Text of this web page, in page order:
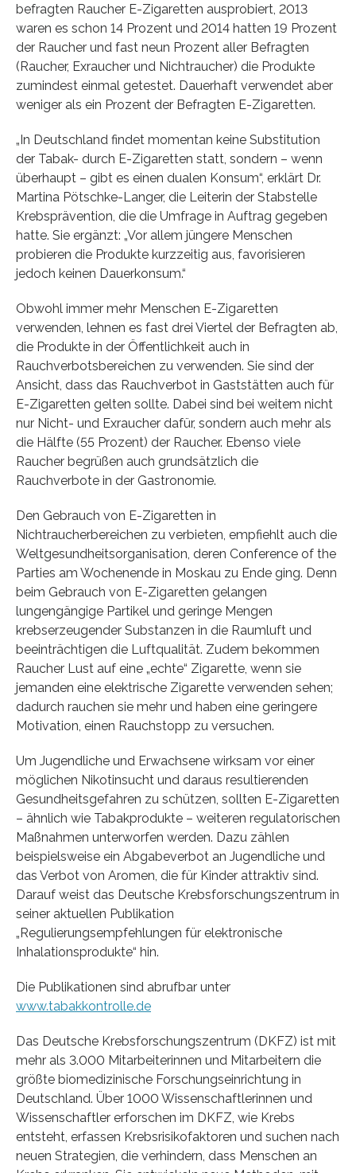
befragten Raucher E-Zigaretten ausprobiert, 2013
waren es schon 14 Prozent und 2014 hatten 19 Prozent
der Raucher und fast neun Prozent aller Befragten
(Raucher, Exraucher und Nichtraucher) die Produkte
zumindest einmal getestet. Dauerhaft verwendet aber
weniger als ein Prozent der Befragten E-Zigaretten.
„In Deutschland findet momentan keine Substitution
der Tabak- durch E-Zigaretten statt, sondern – wenn
überhaupt – gibt es einen dualen Konsum“, erklärt Dr.
Martina Pötschke-Langer, die Leiterin der Stabstelle
Krebsprävention, die die Umfrage in Auftrag gegeben
hatte. Sie ergänzt: „Vor allem jüngere Menschen
probieren die Produkte kurzzeitig aus, favorisieren
jedoch keinen Dauerkonsum.“
Obwohl immer mehr Menschen E-Zigaretten
verwenden, lehnen es fast drei Viertel der Befragten ab,
die Produkte in der Öffentlichkeit auch in
Rauchverbotsbereichen zu verwenden. Sie sind der
Ansicht, dass das Rauchverbot in Gaststätten auch für
E-Zigaretten gelten sollte. Dabei sind bei weitem nicht
nur Nicht- und Exraucher dafür, sondern auch mehr als
die Hälfte (55 Prozent) der Raucher. Ebenso viele
Raucher begrüßen auch grundsätzlich die
Rauchverbote in der Gastronomie.
Den Gebrauch von E-Zigaretten in
Nichtraucherbereichen zu verbieten, empfiehlt auch die
Weltgesundheitsorganisation, deren Conference of the
Parties am Wochenende in Moskau zu Ende ging. Denn
beim Gebrauch von E-Zigaretten gelangen
lungengängige Partikel und geringe Mengen
krebserzeugender Substanzen in die Raumluft und
beeinträchtigen die Luftqualität. Zudem bekommen
Raucher Lust auf eine „echte“ Zigarette, wenn sie
jemanden eine elektrische Zigarette verwenden sehen;
dadurch rauchen sie mehr und haben eine geringere
Motivation, einen Rauchstopp zu versuchen.
Um Jugendliche und Erwachsene wirksam vor einer
möglichen Nikotinsucht und daraus resultierenden
Gesundheitsgefahren zu schützen, sollten E-Zigaretten
– ähnlich wie Tabakprodukte – weiteren regulatorischen
Maßnahmen unterworfen werden. Dazu zählen
beispielsweise ein Abgabeverbot an Jugendliche und
das Verbot von Aromen, die für Kinder attraktiv sind.
Darauf weist das Deutsche Krebsforschungszentrum in
seiner aktuellen Publikation
„Regulierungsempfehlungen für elektronische
Inhalationsprodukte“ hin.
Die Publikationen sind abrufbar unter
www.tabakkontrolle.de
Das Deutsche Krebsforschungszentrum (DKFZ) ist mit
mehr als 3.000 Mitarbeiterinnen und Mitarbeitern die
größte biomedizinische Forschungseinrichtung in
Deutschland. Über 1000 Wissenschaftlerinnen und
Wissenschaftler erforschen im DKFZ, wie Krebs
entsteht, erfassen Krebsrisikofaktoren und suchen nach
neuen Strategien, die verhindern, dass Menschen an